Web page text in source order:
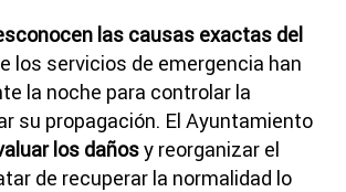
las causas exactas del
los servicios de emergencia han
la noche para controlar la
su propagación. El Ayuntamiento
los dañosy reorganizar el
de recuperar la normalidad lo